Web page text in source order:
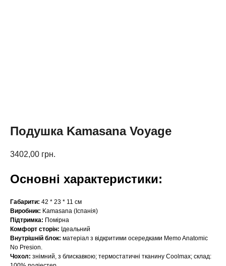
Подушка Kamasana Voyage
3402,00 грн.
Основні характеристики:
Габарити: 42 * 23 * 11 см
Виробник: Kamasana (Іспанія)
Підтримка: Помірна
Комфорт сторін: Ідеальний
Внутрішній блок: матеріал з відкритими осередками Memo Anatomic
No Presion.
Чохол: знімний, з блискавкою; термостатичні тканину Coolmax; склад: